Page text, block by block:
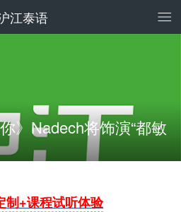
江泰语
》Nadech将饰演“都敏
制+课程试听体验